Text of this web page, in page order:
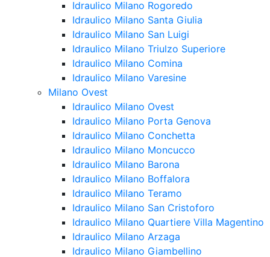
Idraulico Milano Rogoredo
Idraulico Milano Santa Giulia
Idraulico Milano San Luigi
Idraulico Milano Triulzo Superiore
Idraulico Milano Comina
Idraulico Milano Varesine
Milano Ovest
Idraulico Milano Ovest
Idraulico Milano Porta Genova
Idraulico Milano Conchetta
Idraulico Milano Moncucco
Idraulico Milano Barona
Idraulico Milano Boffalora
Idraulico Milano Teramo
Idraulico Milano San Cristoforo
Idraulico Milano Quartiere Villa Magentino
Idraulico Milano Arzaga
Idraulico Milano Giambellino